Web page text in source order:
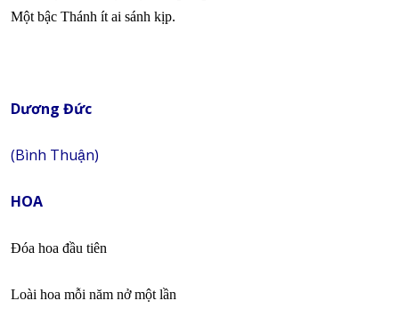
Một bậc Thánh ít ai sánh kịp.
Dương Đức
(Bình Thuận)
HOA
Đóa hoa đầu tiên
Loài hoa mỗi năm nở một lần